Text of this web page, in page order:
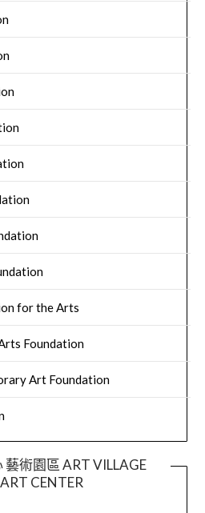
for the Arts
Foundation
Art Foundation
藝術園區 ART VILLAGE
CENTER